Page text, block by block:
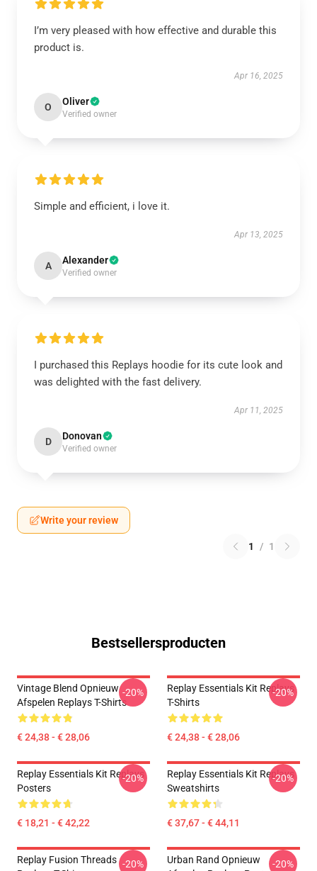
I’m very pleased with how effective and durable this
product is.
Apr 16, 2025
O Oliver
Verified owner
Simple and efficient, i love it.
Apr 13, 2025
A Alexander
Verified owner
I purchased this Replays hoodie for its cute look and
was delighted with the fast delivery.
Apr 11, 2025
D Donovan
Verified owner
Write your review
1 / 1
Bestsellersproducten
Vintage Blend Opnieuw
Afspelen Replays T-Shirts
€ 24,38 - € 28,06
-20%
Replay Essentials Kit Replays
T-Shirts
€ 24,38 - € 28,06
-20%
Replay Essentials Kit Replays
Posters
€ 18,21 - € 42,22
-20%
Replay Essentials Kit Replays
Sweatshirts
€ 37,67 - € 44,11
-20%
Replay Fusion Threads -20%
Urban Rand Opnieuw
-20%